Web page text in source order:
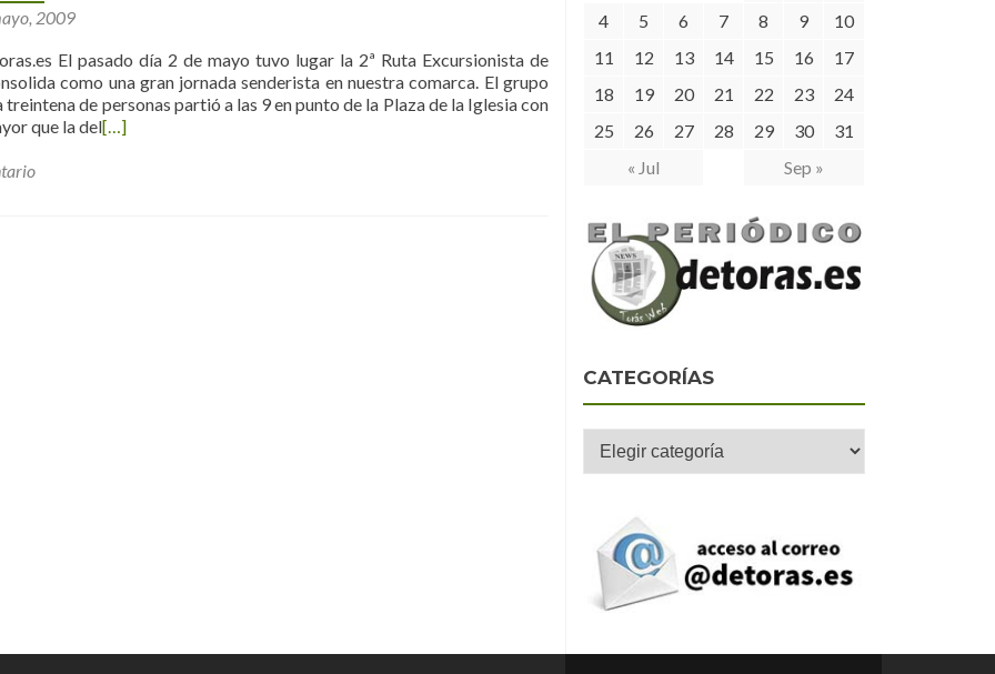
2009
El pasado día 2 de mayo tuvo lugar la 2ª Ruta Excursionista de
como una gran jornada senderista en nuestra comarca. El grupo
de personas partió a las 9 en punto de la Plaza de la Iglesia con
que la del[…]
« Jul Sep »
4
5 6 7 8 9
10
11
12 13 14 15 16
17
18
19 20 21 22 23
24
25
26 27 28 29 30 31
CATEGORÍAS
Categorías